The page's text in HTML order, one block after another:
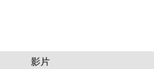
影片